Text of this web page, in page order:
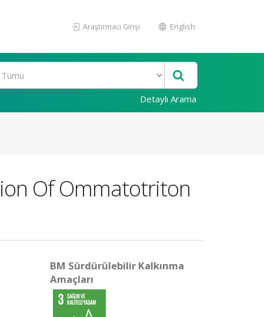
Araştırmacı Girişi English
Detaylı Arama
Of Ommatotriton
BM Sürdürülebilir Kalkınma
Amaçları